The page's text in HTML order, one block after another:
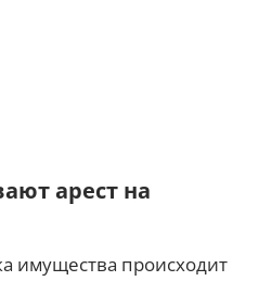
арест на
имущества происходит